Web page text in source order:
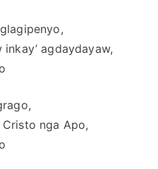
agdaydayaw,
nga Apo,